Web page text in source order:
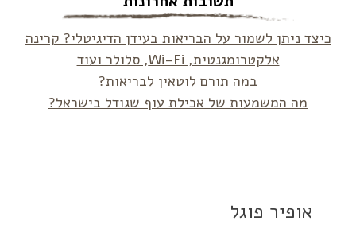
כיצד ניתן לשמור על הבריאות בעידן הדיגיטלי? קרינה
אלקטרומגנטית, Wi-Fi, סלולר ועוד
במה תורם לוטאין לבריאות?
מה המשמעות של אכילת עוף שגודל בישראל?
אופיר פוגל